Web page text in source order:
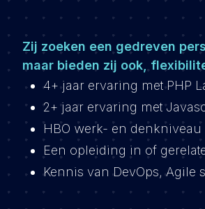
Zij zoeken een gedreven
maar bieden zij ook,
4+ jaar ervaring met PHP
2+ jaar ervaring met
HBO werk- en denkniveau
Een opleiding in of
Kennis van DevOps,